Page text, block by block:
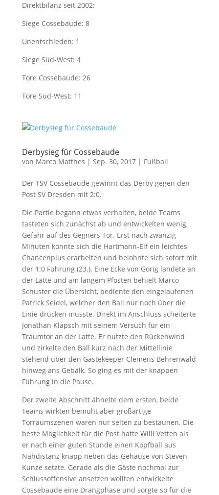
Direktbilanz seit 2002:
Siege Cossebaude: 8
Unentschieden: 1
Siege Süd-West: 4
Tore Cossebaude: 26
Tore Süd-West: 11
Derbysieg für Cossebaude
von Marco Matthes | Sep. 30, 2017 | Fußball
Der TSV Cossebaude gewinnt das Derby gegen den
Post SV Dresden mit 2:0.
Die Partie begann etwas verhalten, beide Teams
tasteten sich zunächst ab und entwickelten wenig
Gefahr auf des Gegners Tor. Erst nach zwanzig
Minuten konnte sich die Hartmann-Elf ein leichtes
Chancenplus erarbeiten und belohnte sich sofort mit
der 1:0 Führung (23.). Eine Ecke von Görig landete an
der Latte und am langem Pfosten behielt Marco
Schuster die Übersicht, bediente den eingelaufenen
Patrick Seidel, welcher den Ball nur noch über die
Linie drücken musste. Direkt im Anschluss scheiterte
Jonathan Klapsch mit seinem Versuch für ein
Traumtor an der Latte. Er nutzte den Rückenwind
und zirkelte den Ball kurz nach der Mittellinie
stehend über den Gästekeeper Clemens Behrenwald
hinweg ans Gebälk. So ging es mit der knappen
Führung in die Pause.
Der zweite Abschnitt ähnelte dem ersten, beide
Teams wirkten bemüht aber großartige
Torraumszenen waren nur selten zu bestaunen. Die
beste Möglichkeit für die Post hatte Willi Vetten als
er nach einer guten Stunde einen Kopfball aus
Nahdistanz knapp neben das Gehäuse von Steven
Kunze setzte. Gerade als die Gäste nochmal zur
Schlussoffensive ansetzen wollten entwickelte
Cossebaude eine Drangphase und sorgte so für die